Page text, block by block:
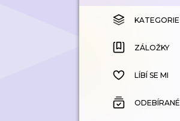
KATEGORIE
ZÁLOŽKY
HISTORIE
KATEGORIE
ZÁLOŽKY
LÍBÍ SE MI
ODEBÍRANÉ